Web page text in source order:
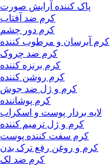
پاک کننده آرایش صورت
کرم ضد آفتاب
کرم دور چشم
کرم آبرسان و مرطوب کننده
کرم ضد چروک
کرم برنزه کننده
کرم روشن کننده
کرم و ژل ضد جوش
کرم پوشاننده
لایه بردار پوست و اسکراب
کرم و ژل ترمیم کننده
کرم سفت کننده پوست
کرم و روغن رفع ترک بدن
کرم ضد لک